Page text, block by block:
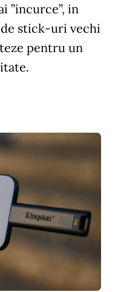
”incurce”, in
stick-uri vechi
pentru un